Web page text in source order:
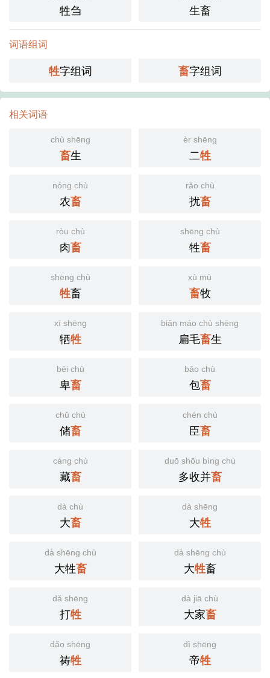
牲刍 生畜
词语组词
牲字组词 畜字组词
相关词语
chù shēng
畜生
èr shēng
二牲
nóng chù
农畜
rǎo chù
扰畜
ròu chù
肉畜
shēng chù
牲畜
shēng chù
牲畜
xù mù
畜牧
xī shēng
牺牲
biǎn máo chù shēng
扁毛畜生
bēi chù
卑畜
bāo chù
包畜
chǔ chù
储畜
chén chù
臣畜
cáng chù
藏畜
duō shōu bìng chù
多收并畜
dà chù
大畜
dà shēng
大牲
dà shēng chù
大牲畜
dà shēng chù
大牲畜
dǎ shēng
打牲
dà jiā chù
大家畜
dǎo shēng
祷牲
dì shēng
帝牲